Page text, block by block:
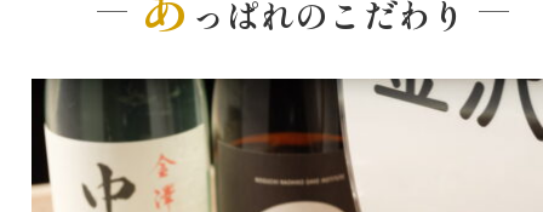
っぱれのこだわり